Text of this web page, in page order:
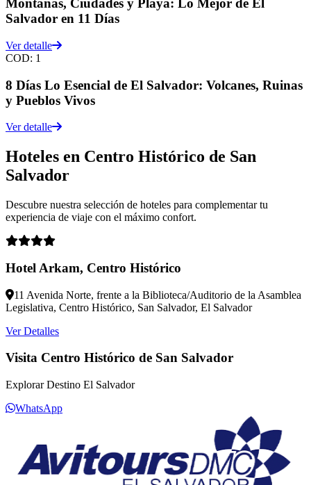
Montañas, Ciudades y Playa: Lo Mejor de El
Salvador en 11 Días
Ver detalle
COD: 1
8 Días Lo Esencial de El Salvador: Volcanes, Ruinas
y Pueblos Vivos
Ver detalle
Hoteles en Centro Histórico de San
Salvador
Descubre nuestra selección de hoteles para complementar tu
experiencia de viaje con el máximo confort.
Hotel Arkam, Centro Histórico
11 Avenida Norte, frente a la Biblioteca/Auditorio de la Asamblea
Legislativa, Centro Histórico, San Salvador, El Salvador
Ver Detalles
Visita Centro Histórico de San Salvador
Explorar Destino El Salvador
WhatsApp